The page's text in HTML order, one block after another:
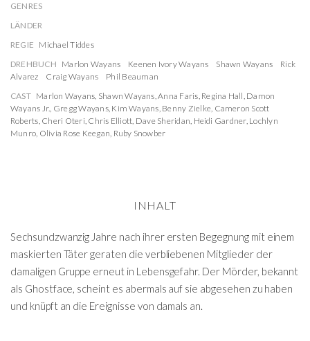
GENRES
LÄNDER
REGIE Michael Tiddes
DREHBUCH Marlon Wayans Keenen Ivory Wayans Shawn Wayans
Rick
Alvarez
Craig Wayans
Phil Beauman
CAST Marlon Wayans, Shawn Wayans,Anna Faris, Regina Hall, Damon
Wayans Jr., Gregg Wayans, Kim Wayans, Benny Zielke, Cameron Scott
Roberts, Cheri Oteri, Chris Elliott, Dave Sheridan, Heidi Gardner, Lochlyn
Munro, Olivia Rose Keegan, Ruby Snowber
INHALT
Sechsundzwanzig Jahre nach ihrer ersten Begegnung mit einem
maskierten Täter geraten die verbliebenen Mitglieder der
damaligen Gruppe erneut in Lebensgefahr. Der Mörder, bekannt
als Ghostface, scheint es abermals auf sie abgesehen zu haben
und knüpft an die Ereignisse von damals an.